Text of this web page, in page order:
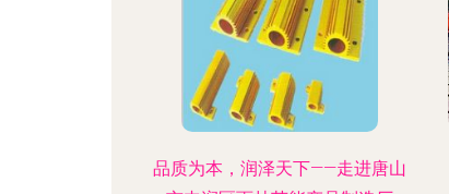
品质为本，润泽天下——走进唐山